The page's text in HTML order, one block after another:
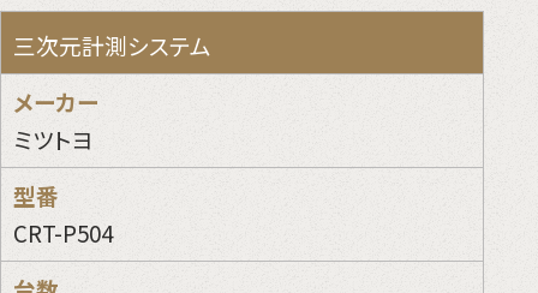
三次元計測システム
ミツトヨ
CRT-P504